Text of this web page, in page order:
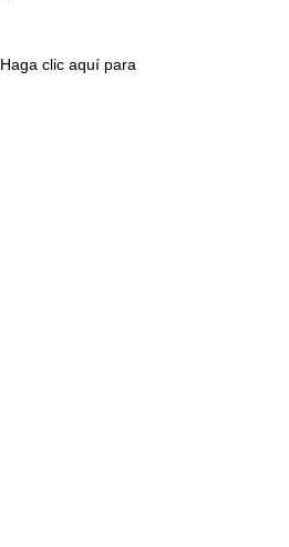
Haga clic aquí para